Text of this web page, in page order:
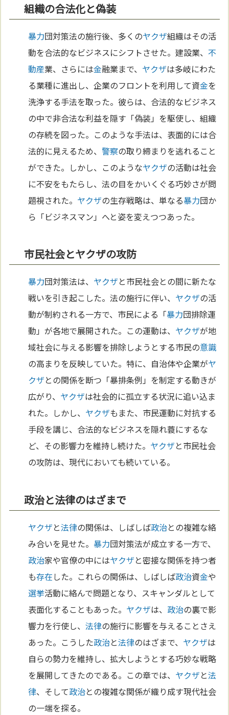
組織の合法化と偽装
暴力団対策法の施行後、多くのヤクザ組織はその活
動を合法的なビジネスにシフトさせた。建設業、 不
動産業、さらには金融業まで、 ヤクザは多岐にわた
る業種に進出し、企業のフロントを利用して資金を
洗浄する手法を取った。彼らは、合法的なビジネス
の中で非合法な利益を隠す「偽装」を駆使し、組織
の存続を図った。このような手法は、表面的には合
法的に見えるため、警察の取り締まりを逃れること
ができた。しかし、このようなヤクザの活動は社会
に不安をもたらし、法の目をかいくぐる巧妙さが問
題視された。 ヤクザの生存戦略は、単なる暴力団か
ら「ビジネスマン」へと姿を変えつつあった。
市民社会とヤクザの攻防
暴力団対策法は、 ヤクザと市民社会との間に新たな
戦いを引き起こした。法の施行に伴い、 ヤクザの活
動が制約される一方で、市民による「暴力団排除運
動」が各地で展開された。この運動は、 ヤクザが地
域社会に与える影響を排除しようとする市民の意識
の高まりを反映していた。特に、自治体や企業がヤ
クザとの関係を断つ「暴排条例」を制定する動きが
広がり、 ヤクザは社会的に孤立する状況に追い込ま
れた。しかし、 ヤクザもまた、市民運動に対抗する
手段を講じ、合法的なビジネスを隠れ蓑にするな
ど、その影響力を維持し続けた。 ヤクザと市民社会
の攻防は、現代においても続いている。
政治と法律のはざまで
ヤクザと法律の関係は、しばしば政治との複雑な絡
み合いを見せた。暴力団対策法が成立する一方で、
政治家や官僚の中にはヤクザと密接な関係を持つ者
も存在した。これらの関係は、しばしば政治資金や
選挙活動に絡んで問題となり、スキャンダルとして
表面化することもあった。 ヤクザは、 政治の裏で影
響力を行使し、法律の施行に影響を与えることさえ
あった。こうした政治と法律のはざまで、 ヤクザは
自らの勢力を維持し、拡大しようとする巧妙な戦略
を展開してきたのである。この章では、 ヤクザと法
律、そして政治との複雑な関係が織り成す現代社会
の一端を探る。